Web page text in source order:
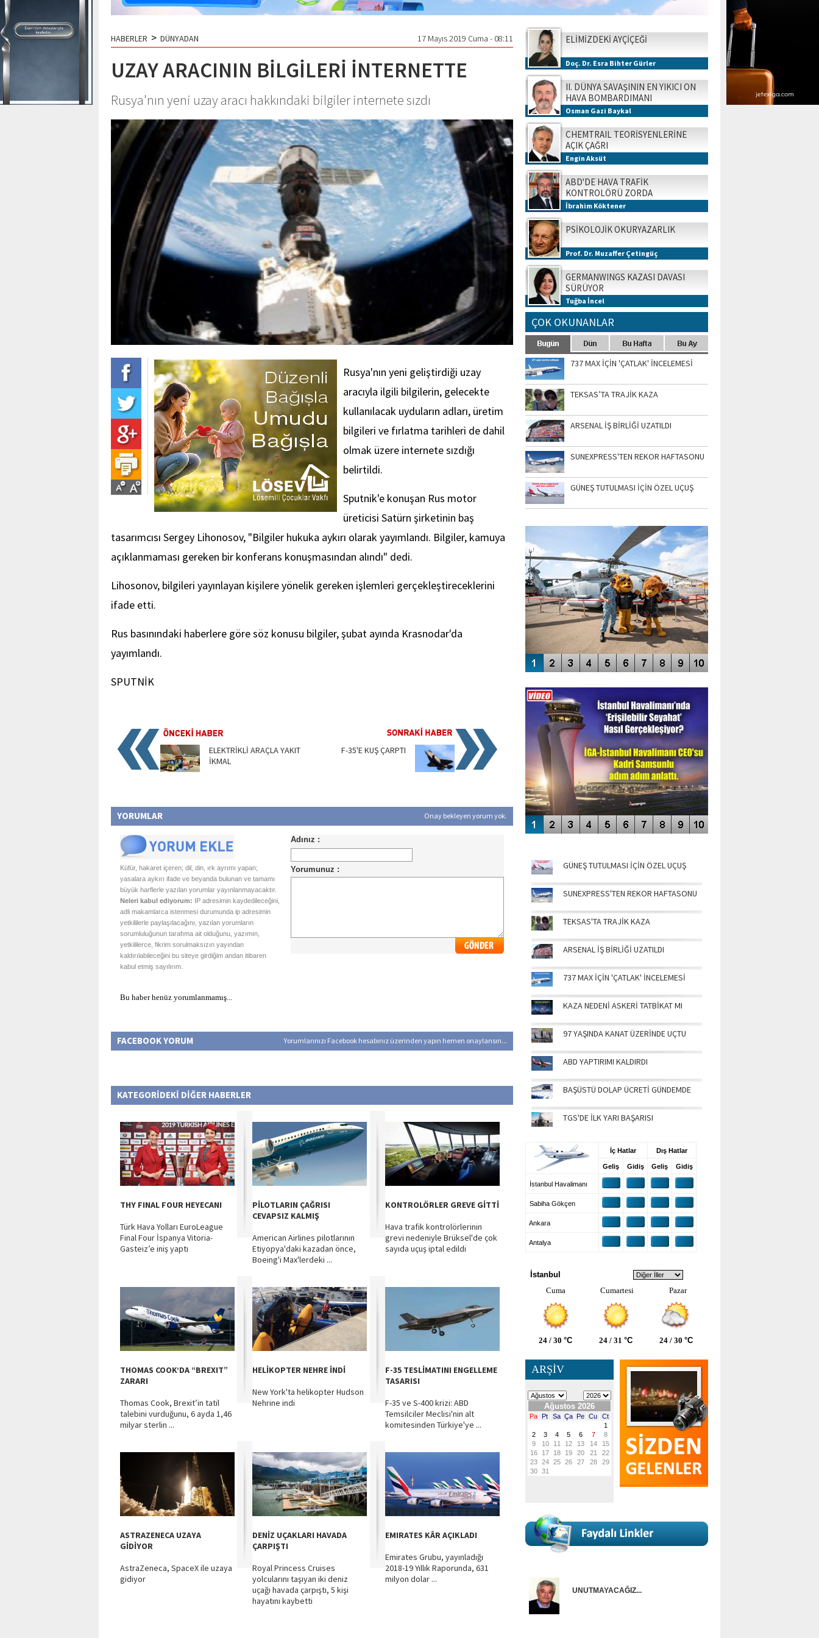
HABERLER > DÜNYADAN 17 Mayıs 2019 Cuma - 08:11
UZAY ARACININ BİLGİLERİ İNTERNETTE
Rusya'nın yeni uzay aracı hakkındaki bilgiler internete sızdı
Rusya'nın yeni geliştirdiği uzay
aracıyla ilgili bilgilerin, gelecekte
kullanılacak uyduların adları, üretim
bilgileri ve fırlatma tarihleri de dahil
olmak üzere internete sızdığı
belirtildi.
Sputnik'e konuşan Rus motor
üreticisi Satürn şirketinin baş
tasarımcısı Sergey Lihonosov, "Bilgiler hukuka aykırı olarak yayımlandı. Bilgiler, kamuya
açıklanmaması gereken bir konferans konuşmasından alındı" dedi.
Lihosonov, bilgileri yayınlayan kişilere yönelik gereken işlemleri gerçekleştireceklerini
ifade etti.
Rus basınındaki haberlere göre söz konusu bilgiler, şubat ayında Krasnodar'da
yayımlandı.
SPUTNİK
ELEKTRİKLİ ARAÇLA YAKIT
İKMAL
F-35'E KUŞ ÇARPTI
YORUMLAR Onay bekleyen yorum yok.
Küfür, hakaret içeren; dil, din, ırk ayrımı yapan;
yasalara aykırı ifade ve beyanda bulunan ve tamamı
büyük harflerle yazılan yorumlar yayınlanmayacaktır.
Neleri kabul ediyorum: IP adresimin kaydedileceğini,
adli makamlarca istenmesi durumunda ip adresimin
yetkililerle paylaşılacağını, yazılan yorumların
sorumluluğunun tarafıma ait olduğunu, yazımın,
yetkililerce, fikrim sorulmaksızın yayından
kaldırılabileceğini bu siteye girdiğim andan itibaren
kabul etmiş sayılırım.
Bu haber henüz yorumlanmamış...
FACEBOOK YORUM Yorumlarınızı Facebook hesabınız üzerinden yapın hemen onaylansın...
KATEGORİDEKİ DİĞER HABERLER
THY FINAL FOUR HEYECANI
Türk Hava Yolları EuroLeague
Final Four İspanya Vitoria-
Gasteiz’e iniş yaptı
PİLOTLARIN ÇAĞRISI
CEVAPSIZ KALMIŞ
American Airlines pilotlarının
Etiyopya'daki kazadan önce,
Boeing'i Max'lerdeki ...
KONTROLÖRLER GREVE GİTTİ
Hava trafik kontrolörlerinin
grevi nedeniyle Brüksel'de çok
sayıda uçuş iptal edildi
THOMAS COOK’DA “BREXIT”
ZARARI
Thomas Cook, Brexit’in tatil
talebini vurduğunu, 6 ayda 1,46
milyar sterlin ...
HELİKOPTER NEHRE İNDİ
New York'ta helikopter Hudson
Nehrine indi
F-35 TESLİMATINI ENGELLEME
TASARISI
F-35 ve S-400 krizi: ABD
Temsilciler Meclisi'nin alt
komitesinden Türkiye'ye ...
ASTRAZENECA UZAYA
GİDİYOR
AstraZeneca, SpaceX ile uzaya
gidiyor
DENİZ UÇAKLARI HAVADA
ÇARPIŞTI
Royal Princess Cruises
yolcularını taşıyan iki deniz
uçağı havada çarpıştı, 5 kişi
hayatını kaybetti
EMIRATES KÂR AÇIKLADI
Emirates Grubu, yayınladığı
2018-19 Yıllık Raporunda, 631
milyon dolar ...
ELİMİZDEKİ AYÇİÇEĞİ
Doç. Dr. Esra Bihter Gürler
II. DÜNYA SAVAŞININ EN YIKICI ON
HAVA BOMBARDIMANI
Osman Gazi Baykal
CHEMTRAIL TEORİSYENLERİNE
AÇIK ÇAĞRI
Engin Aksüt
ABD'DE HAVA TRAFİK
KONTROLÖRÜ ZORDA
İbrahim Köktener
PSİKOLOJİK OKURYAZARLIK
Prof. Dr. Muzaffer Çetingüç
GERMANWINGS KAZASI DAVASI
SÜRÜYOR
Tuğba İncel
ÇOK OKUNANLAR
737 MAX İÇİN 'ÇATLAK' İNCELEMESİ
TEKSAS’TA TRAJİK KAZA
ARSENAL İŞ BİRLİĞİ UZATILDI
SUNEXPRESS'TEN REKOR HAFTASONU
GÜNEŞ TUTULMASI İÇİN ÖZEL UÇUŞ
SİNGAPUR AIRSHOW-2020
ENGELLERİN AŞILDIĞI HAVALİMANI
GÜNEŞ TUTULMASI İÇİN ÖZEL UÇUŞ
SUNEXPRESS'TEN REKOR HAFTASONU
TEKSAS'TA TRAJİK KAZA
ARSENAL İŞ BİRLİĞİ UZATILDI
737 MAX İÇİN 'ÇATLAK' İNCELEMESİ
KAZA NEDENİ ASKERİ TATBİKAT MI
97 YAŞINDA KANAT ÜZERİNDE UÇTU
ABD YAPTIRIMI KALDIRDI
BAŞÜSTÜ DOLAP ÜCRETİ GÜNDEMDE
TGS'DE İLK YARI BAŞARISI
İç Hatlar Dış Hatlar
Geliş Gidiş Geliş Gidiş
İstanbul Havalimanı
Sabiha Gökçen
Ankara
Antalya
İstanbul
Cuma
Cumartesi Pazar
24 / 30 °C 24 / 31 °C 24 / 30 °C
ARŞİV
UNUTMAYACAĞIZ...